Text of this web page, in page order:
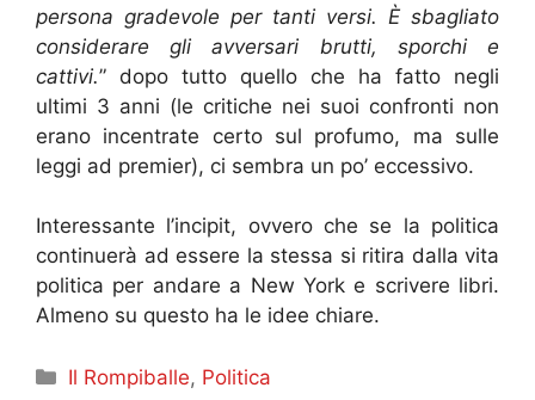
persona gradevole per tanti versi. È sbagliato
considerare gli avversari brutti, sporchi e
cattivi.” dopo tutto quello che ha fatto negli
ultimi 3 anni (le critiche nei suoi confronti non
erano incentrate certo sul profumo, ma sulle
leggi ad premier), ci sembra un po’ eccessivo.
Interessante l’incipit, ovvero che se la politica
continuerà ad essere la stessa si ritira dalla vita
politica per andare a New York e scrivere libri.
Almeno su questo ha le idee chiare.
Categorie
Il Rompiballe, Politica